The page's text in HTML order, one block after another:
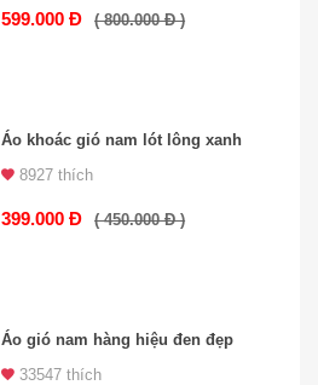
599.000 Đ ( 800.000 Đ )
Áo khoác gió nam lót lông xanh
8927 thích
399.000 Đ ( 450.000 Đ )
Áo gió nam hàng hiệu đen đẹp
33547 thích